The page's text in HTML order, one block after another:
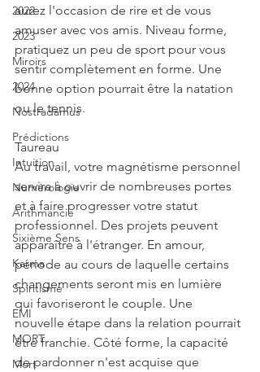
2022
2023
Miroirs
2024
Nostradamus
Prédictions
Intuition
Numérologie
Arithmancie
Sixième Sens
Karma
Spiritisme
EMI
MORT
Mort
aurez l'occasion de rire et de vous
amuser avec vos amis. Niveau forme,
pratiquez un peu de sport pour vous
sentir complètement en forme. Une
bonne option pourrait être la natation
ou le tennis.
Taureau
Au travail, votre magnétisme personnel
servira à ouvrir de nombreuses portes
et à faire progresser votre statut
professionnel. Des projets peuvent
apparaître à l'étranger. En amour,
période au cours de laquelle certains
changements seront mis en lumière
qui favoriseront le couple. Une
nouvelle étape dans la relation pourrait
être franchie. Côté forme, la capacité
de pardonner n'est acquise que